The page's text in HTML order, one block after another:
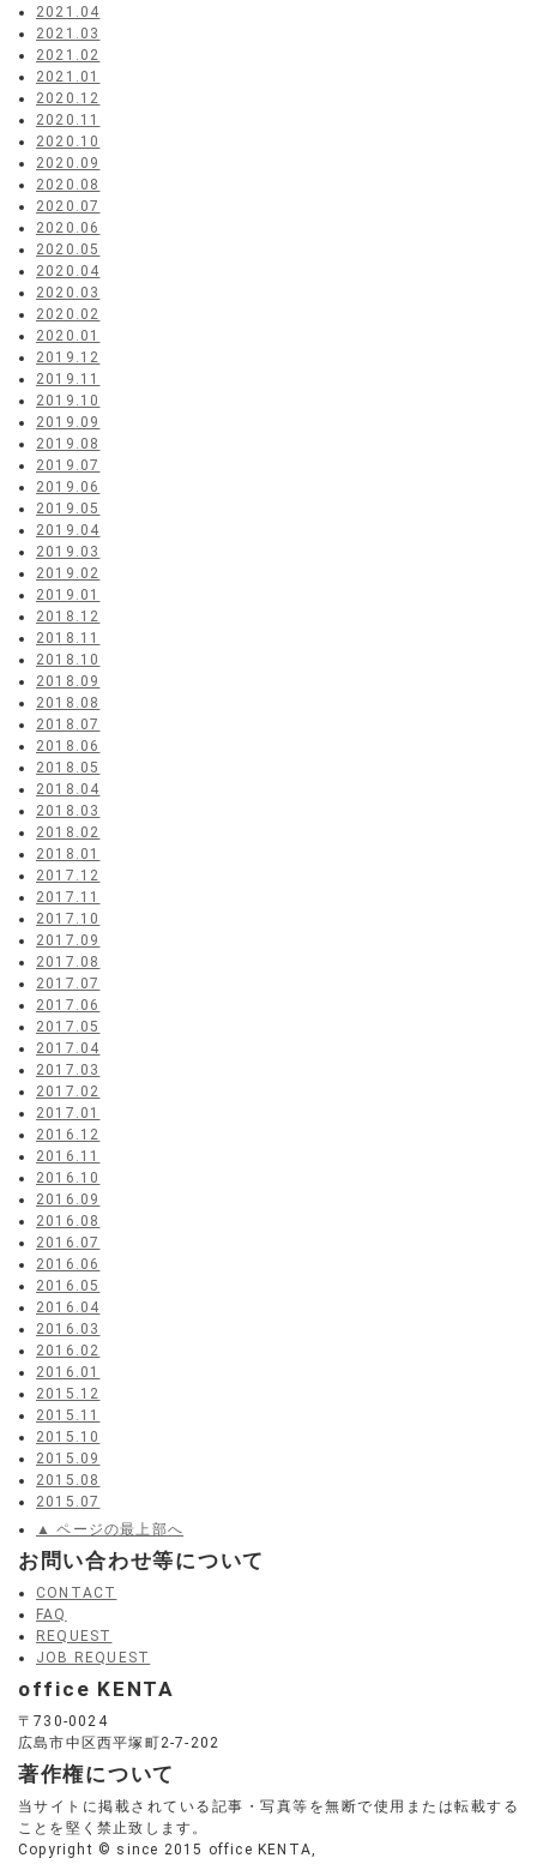
2021.04
2021.03
2021.02
2021.01
2020.12
2020.11
2020.10
2020.09
2020.08
2020.07
2020.06
2020.05
2020.04
2020.03
2020.02
2020.01
2019.12
2019.11
2019.10
2019.09
2019.08
2019.07
2019.06
2019.05
2019.04
2019.03
2019.02
2019.01
2018.12
2018.11
2018.10
2018.09
2018.08
2018.07
2018.06
2018.05
2018.04
2018.03
2018.02
2018.01
2017.12
2017.11
2017.10
2017.09
2017.08
2017.07
2017.06
2017.05
2017.04
2017.03
2017.02
2017.01
2016.12
2016.11
2016.10
2016.09
2016.08
2016.07
2016.06
2016.05
2016.04
2016.03
2016.02
2016.01
2015.12
2015.11
2015.10
2015.09
2015.08
2015.07
▲ ページの最上部へ
お問い合わせ等について
CONTACT
FAQ
REQUEST
JOB REQUEST
office KENTA
〒730-0024
広島市中区西平塚町2-7-202
著作権について
当サイトに掲載されている記事・写真等を無断で使用または転載する
ことを堅く禁止致します。
Copyright © since 2015 office KENTA,